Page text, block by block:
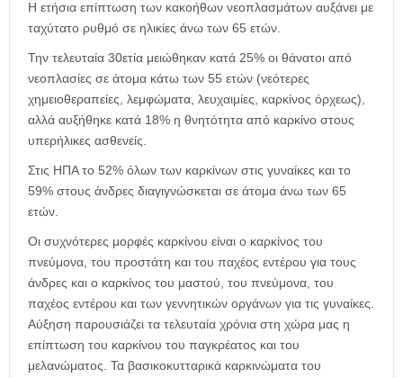
Η ετήσια επίπτωση των κακοήθων νεοπλασμάτων αυξάνει με
ταχύτατο ρυθμό σε ηλικίες άνω των 65 ετών.
Την τελευταία 30ετία μειώθηκαν κατά 25% οι θάνατοι από
νεοπλασίες σε άτομα κάτω των 55 ετών (νεότερες
χημειοθεραπείες, λεμφώματα, λευχαιμίες, καρκίνος όρχεως),
αλλά αυξήθηκε κατά 18% η θνητότητα από καρκίνο στους
υπερήλικες ασθενείς.
Στις ΗΠΑ το 52% όλων των καρκίνων στις γυναίκες και το
59% στους άνδρες διαγιγνώσκεται σε άτομα άνω των 65
ετών.
Οι συχνότερες μορφές καρκίνου είναι ο καρκίνος του
πνεύμονα, του προστάτη και του παχέος εντέρου για τους
άνδρες και ο καρκίνος του μαστού, του πνεύμονα, του
παχέος εντέρου και των γεννητικών οργάνων για τις γυναίκες.
Αύξηση παρουσιάζει τα τελευταία χρόνια στη χώρα μας η
επίπτωση του καρκίνου του παγκρέατος και του
μελανώματος. Τα βασικοκυτταρικά καρκινώματα του